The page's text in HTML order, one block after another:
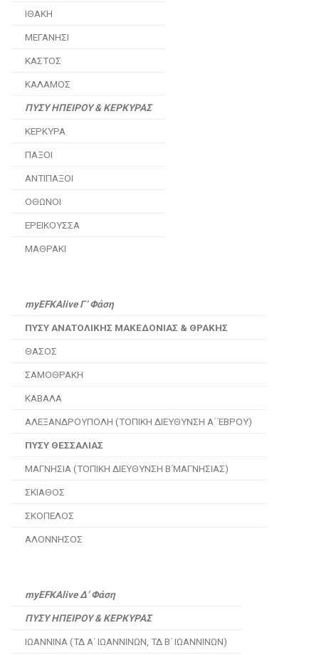
ΙΘΑΚΗ
ΜΕΓΑΝΗΣΙ
ΚΑΣΤΟΣ
ΚΑΛΑΜΟΣ
ΠΥΣΥ ΗΠΕΙΡΟΥ & ΚΕΡΚΥΡΑΣ
ΚΕΡΚΥΡΑ
ΠΑΞΟΙ
ΑΝΤΙΠΑΞΟΙ
ΟΘΩΝΟΙ
ΕΡΕΙΚΟΥΣΣΑ
ΜΑΘΡΑΚΙ
myEFKAlive Γ’ Φάση
ΠΥΣΥ ΑΝΑΤΟΛΙΚΗΣ ΜΑΚΕΔΟΝΙΑΣ & ΘΡΑΚΗΣ
ΘΑΣΟΣ
ΣΑΜΟΘΡΑΚΗ
ΚΑΒΑΛΑ
ΑΛΕΞΑΝΔΡΟΥΠΟΛΗ (ΤΟΠΙΚΗ ΔΙΕΥΘΥΝΣΗ Α΄ ΈΒΡΟΥ)
ΠΥΣΥ ΘΕΣΣΑΛΙΑΣ
ΜΑΓΝΗΣΙΑ (ΤΟΠΙΚΗ ΔΙΕΥΘΥΝΣΗ Β΄ΜΑΓΝΗΣΙΑΣ)
ΣΚΙΑΘΟΣ
ΣΚΟΠΕΛΟΣ
ΑΛΟΝΝΗΣΟΣ
myEFKAlive Δ’ Φάση
ΠΥΣΥ ΗΠΕΙΡΟΥ & ΚΕΡΚΥΡΑΣ
ΙΩΑΝΝΙΝΑ (ΤΔ Α΄ ΙΩΑΝΝΙΝΩΝ, ΤΔ Β΄ ΙΩΑΝΝΙΝΩΝ)